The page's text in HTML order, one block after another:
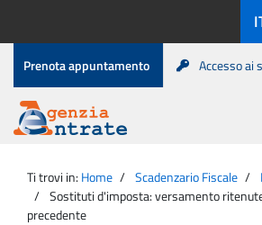
contenuto
Menu
di
servizio
Prenota appuntamento Accesso ai
Agenzia
Entrate
principale
Ti trovi in: Home Scadenzario Fiscale
Sostituti d'imposta: versamento
precedente